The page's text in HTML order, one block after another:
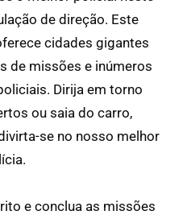
de direção. Este
cidades gigantes
de missões e inúmeros
Dirija em torno
ou saia do carro,
se no nosso melhor
e conclua as missões